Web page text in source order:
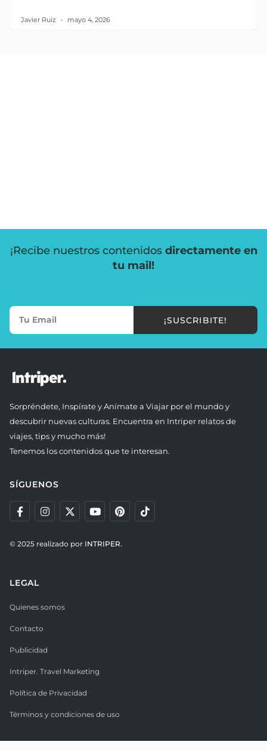
Javier Ruiz mayo 4, 2026
¡Recibe nuestros contenidos directamente en
tu mail!
¡SUSCRIBITE!
Sorpréndete, Inspírate y Anímate a Viajar por el mundo y
descubrir nuevas culturas. Encuentra en Intriper relatos de
viajes, tips y mucho más!
Tenemos los contenidos que te interesan.
SÍGUENOS
© 2025 realizado por INTRIPER.
LEGAL
Quienes somos
Contacto
Publicidad
Intriper. Travel Marketing
Política de Privacidad
Términos y condiciones de uso